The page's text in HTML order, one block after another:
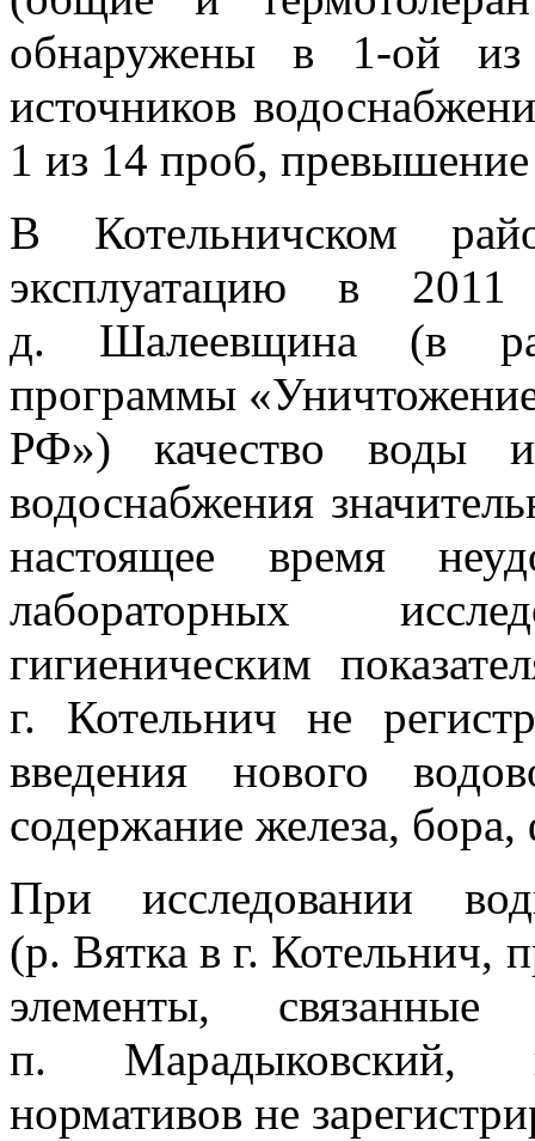
обнаружены в 1-ой
источников
1 из 14 проб,
В Котельничском
эксплуатацию в
д. Шалеевщина (в
программы
РФ») качество воды
водоснабжения
настоящее время
лабораторных
гигиеническим
г. Котельнич не
введения нового
содержание железа,
При исследовании
(р. Вятка в г.
элементы,
п. Марадыковский,
нормативов не